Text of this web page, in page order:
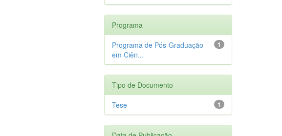
Programa
1
Programa de Pós-Graduação
em Ciên...
Tipo de Documento
1
Tese